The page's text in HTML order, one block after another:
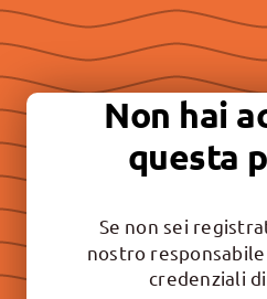
Non hai
questa
Se non sei
nostro
credenziali di
Essere
continuare a
libertà e il
irrinunciabili: